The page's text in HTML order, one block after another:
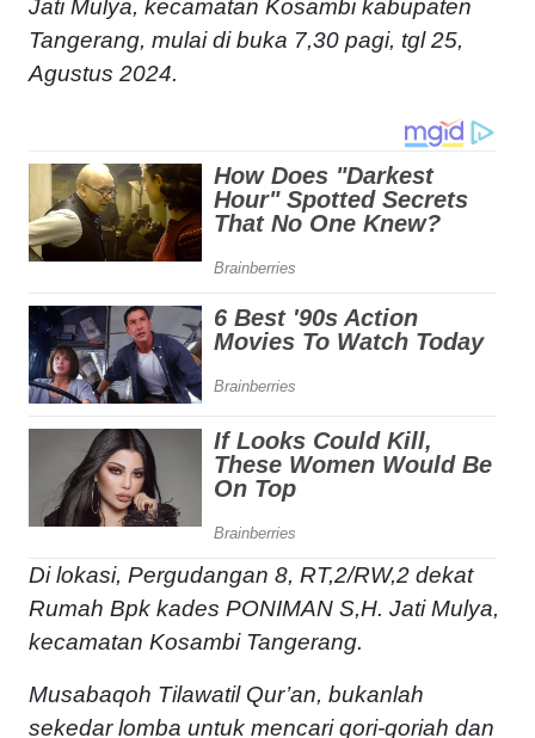
Jati Mulya, kecamatan Kosambi kabupaten
Tangerang, mulai di buka 7,30 pagi, tgl 25,
Agustus 2024.
Di lokasi, Pergudangan 8, RT,2/RW,2 dekat
Rumah Bpk kades PONIMAN S,H. Jati Mulya,
kecamatan Kosambi Tangerang.
Musabaqoh Tilawatil Qur’an, bukanlah
sekedar lomba untuk mencari qori-qoriah dan